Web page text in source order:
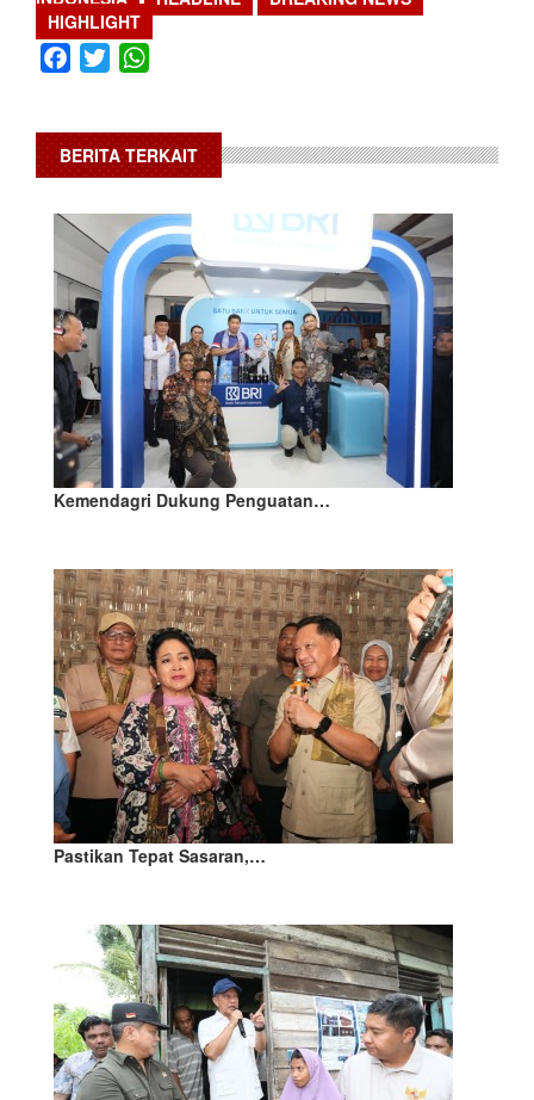
HIGHLIGHT
Facebook
Twitter
BERITA TERKAIT
Kemendagri Dukung Penguatan…
Pastikan Tepat Sasaran,…